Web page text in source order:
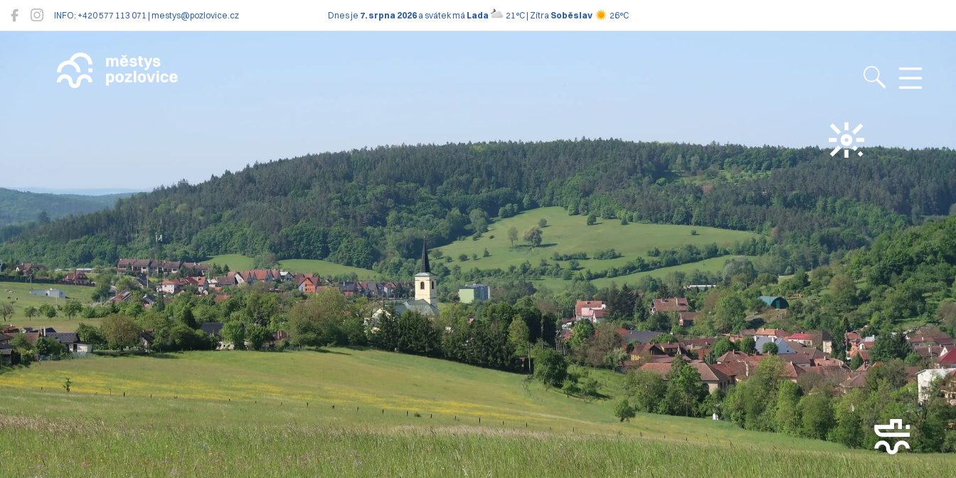
INFO: +420 577 113 071 | mestys@pozlovice.cz Dnes je 7. srpna 2026a svátek má Lada 21°C | Zítra Soběslav 26°C
Pozlovice